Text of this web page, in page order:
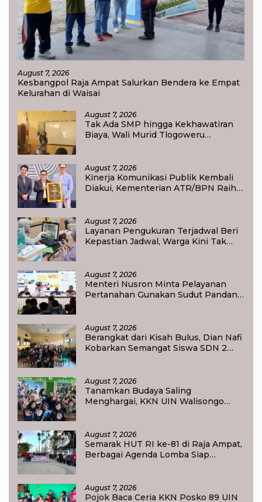
August 7, 2026
Kesbangpol Raja Ampat Salurkan Bendera ke Empat
Kelurahan di Waisai
August 7, 2026
Tak Ada SMP hingga Kekhawatiran
Biaya, Wali Murid Tlogoweru
August 7, 2026
Kinerja Komunikasi Publik Kembali
Diakui, Kementerian ATR/BPN Raih
August 7, 2026
Layanan Pengukuran Terjadwal Beri
Kepastian Jadwal, Warga Kini Tak
August 7, 2026
Menteri Nusron Minta Pelayanan
Pertanahan Gunakan Sudut Pandang
August 7, 2026
Berangkat dari Kisah Bulus, Dian Nafi
Kobarkan Semangat Siswa SDN 2
August 7, 2026
Tanamkan Budaya Saling
Menghargai, KKN UIN Walisongo
August 7, 2026
Semarak HUT RI ke-81 di Raja Ampat,
Berbagai Agenda Lomba Siap
August 7, 2026
Pojok Baca Ceria KKN Posko 89 UIN